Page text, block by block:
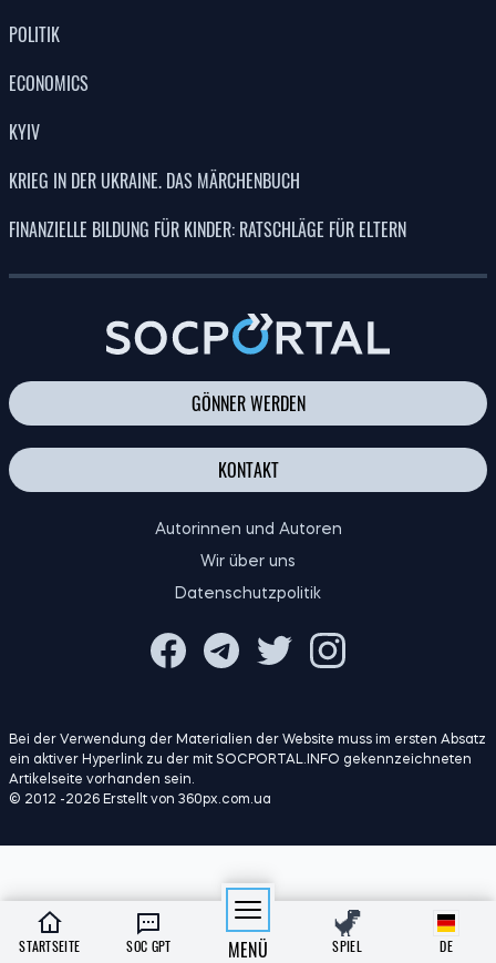
POLITIK
ECONOMICS
KYIV
KRIEG IN DER UKRAINE. DAS MÄRCHENBUCH
FINANZIELLE BILDUNG FÜR KINDER: RATSCHLÄGE FÜR ELTERN
GÖNNER WERDEN
KONTAKT
Autorinnen und Autoren
Wir über uns
Datenschutzpolitik
Bei der Verwendung der Materialien der Website muss im ersten Absatz
ein aktiver Hyperlink zu der mit SOCPORTAL.INFO gekennzeichneten
Artikelseite vorhanden sein.
© 2012 -2026 Erstellt von 360px.com.ua
STARTSEITE SOC GPT MENÜ SPIEL DE